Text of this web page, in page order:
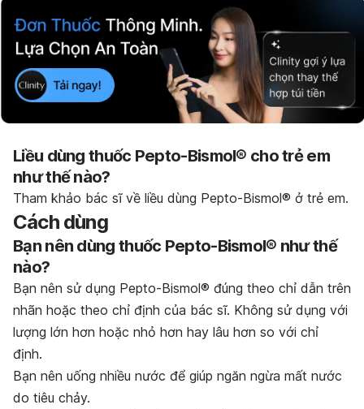
Liều dùng thuốc Pepto-Bismol® cho trẻ em
như thế nào?
Tham khảo bác sĩ về liều dùng Pepto-Bismol® ở trẻ em.
Cách dùng
Bạn nên dùng thuốc Pepto-Bismol® như thế
nào?
Bạn nên sử dụng Pepto-Bismol® đúng theo chỉ dẫn trên
nhãn hoặc theo chỉ định của bác sĩ. Không sử dụng với
lượng lớn hơn hoặc nhỏ hơn hay lâu hơn so với chỉ
định.
Bạn nên uống nhiều nước để giúp ngăn ngừa mất nước
do tiêu chảy.